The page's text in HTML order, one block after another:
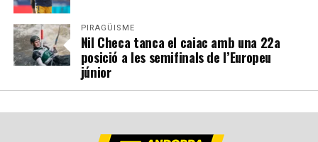
PIRAGÜISME
Nil Checa tanca el caiac amb una 22a
posició a les semifinals de l’Europeu
júnior